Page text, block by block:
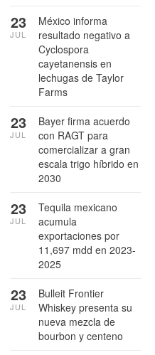
México informa
resultado negativo a
Cyclospora
cayetanensis en
lechugas de Taylor
Farms
23
JUL
Bayer firma acuerdo
con RAGT para
comercializar a gran
escala trigo híbrido en
2030
23
JUL
Tequila mexicano
acumula
exportaciones por
11,697 mdd en 2023-
2025
23
JUL
Bulleit Frontier
Whiskey presenta su
nueva mezcla de
bourbon y centeno
23
JUL